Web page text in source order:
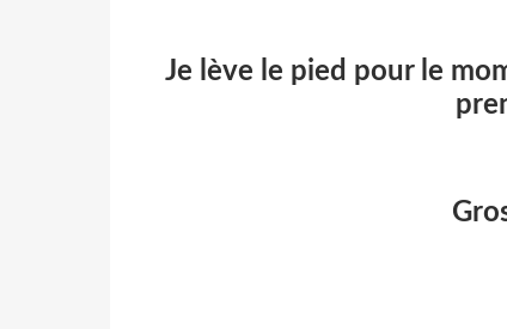
Je lève le pied pour le